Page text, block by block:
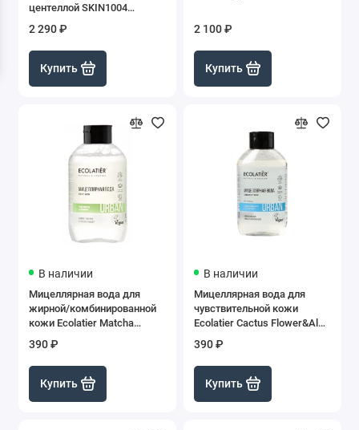
центеллой SKIN1004
Cleansing Oil, 200 мл
2 290 ₽
Купить
2 100 ₽
Купить
В наличии
Мицеллярная вода для
жирной/комбинированной
кожи Ecolatier Matcha
390 ₽
Купить
В наличии
Мицеллярная вода для
чувствительной кожи
Ecolatier Cactus Flower&Aloe
390 ₽
Купить